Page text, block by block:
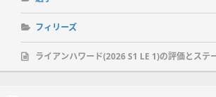
フィリーズ
ライアンハワード(2026 S1 LE 1)の評価とステ